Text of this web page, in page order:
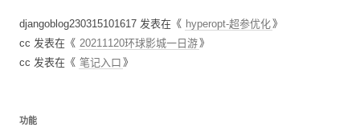
djangoblog230315101617 发表在《 hyperopt-超参优化 》
cc 发表在《 20211120环球影城一日游 》
cc 发表在《 笔记入口 》
功能